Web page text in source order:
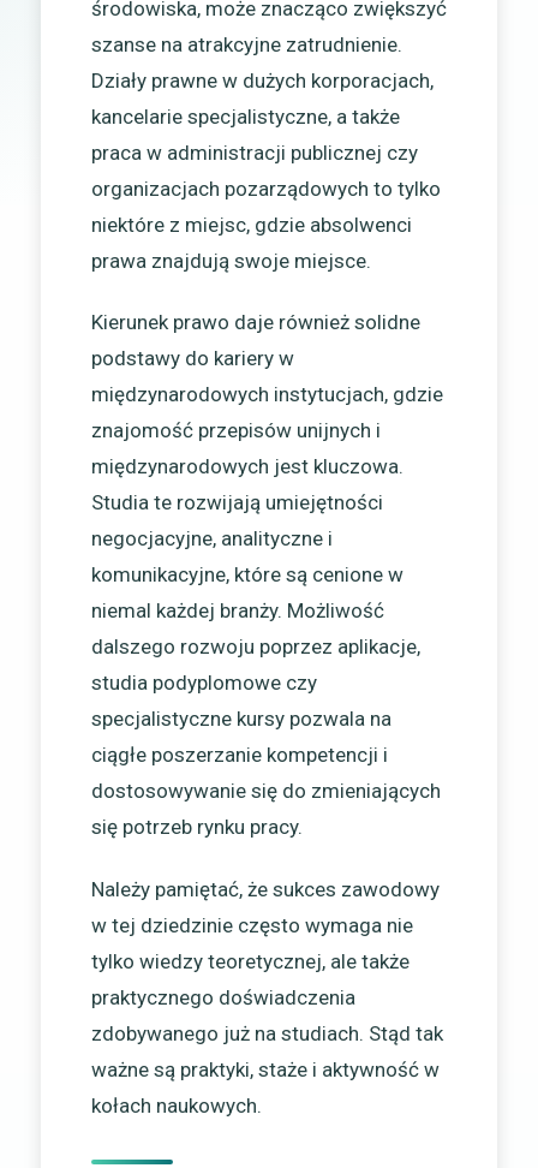
środowiska, może znacząco zwiększyć
szanse na atrakcyjne zatrudnienie.
Działy prawne w dużych korporacjach,
kancelarie specjalistyczne, a także
praca w administracji publicznej czy
organizacjach pozarządowych to tylko
niektóre z miejsc, gdzie absolwenci
prawa znajdują swoje miejsce.
Kierunek prawo daje również solidne
podstawy do kariery w
międzynarodowych instytucjach, gdzie
znajomość przepisów unijnych i
międzynarodowych jest kluczowa.
Studia te rozwijają umiejętności
negocjacyjne, analityczne i
komunikacyjne, które są cenione w
niemal każdej branży. Możliwość
dalszego rozwoju poprzez aplikacje,
studia podyplomowe czy
specjalistyczne kursy pozwala na
ciągłe poszerzanie kompetencji i
dostosowywanie się do zmieniających
się potrzeb rynku pracy.
Należy pamiętać, że sukces zawodowy
w tej dziedzinie często wymaga nie
tylko wiedzy teoretycznej, ale także
praktycznego doświadczenia
zdobywanego już na studiach. Stąd tak
ważne są praktyki, staże i aktywność w
kołach naukowych.